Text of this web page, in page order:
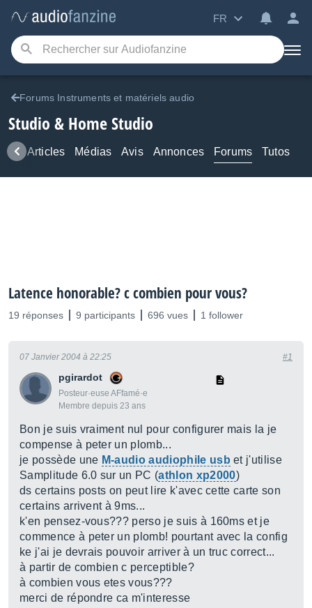
FR
Forums Instruments et matériels audio
Studio & Home Studio
Articles Médias Avis Annonces Forums Tutos
Latence honorable? c combien pour vous?
19 réponses 9 participants 696 vues 1 follower
pgirardot
Posteur·euse AFfamé·e
Membre depuis 23 ans
07 Janvier 2004 à 22:25 #1
Bon je suis vraiment nul pour configurer mais la je
compense à peter un plomb...
je possède une M-audio audiophile usb et j'utilise
Samplitude 6.0 sur un PC (athlon xp2000)
ds certains posts on peut lire k'avec cette carte son
certains arrivent à 9ms...
k'en pensez-vous??? perso je suis à 160ms et je
commence à peter un plomb! pourtant avec la config
ke j'ai je devrais pouvoir arriver à un truc correct...
à partir de combien c perceptible?
à combien vous etes vous???
merci de répondre ca m'interesse